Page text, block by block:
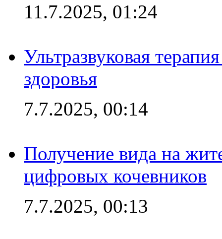
11.7.2025, 01:24
Ультразвуковая
здоровья
7.7.2025, 00:14
Получение вида на
цифровых кочевников
7.7.2025, 00:13